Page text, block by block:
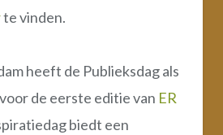
te vinden.
heeft de Publieksdag als
de eerste editie van ER
biedt een